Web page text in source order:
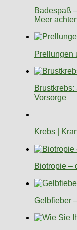
Badespaß
Meer
Prellungen
Vorsorge
Krebs |
Biotropie –
Gelbfieber